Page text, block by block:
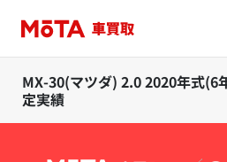
MX-30(マツダ) 2.0 2020年式(6
定実績